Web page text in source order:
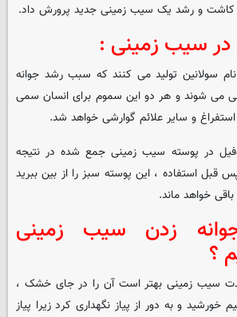
کاشت و رشد یک سیب زمینی جدید پرورش داد.
سیب زمینی :
سولانین تولید می کنند که سبب رشد جوانه
می شوند و هر دو این سموم برای انسان سمی
و سایر علائم گوارشی خواهد شد.
در پوسته سیب زمینی جمع شده در نتیجه
استفاده ، این پوسته سبز را از بین ببرید
خواهد ماند.
زدن سیب زمینی
؟
مدت سیب زمینی بهتر است آن را در جای خشک ،
خورشید و به دور از پیاز نگهداری کرد زیرا پیاز